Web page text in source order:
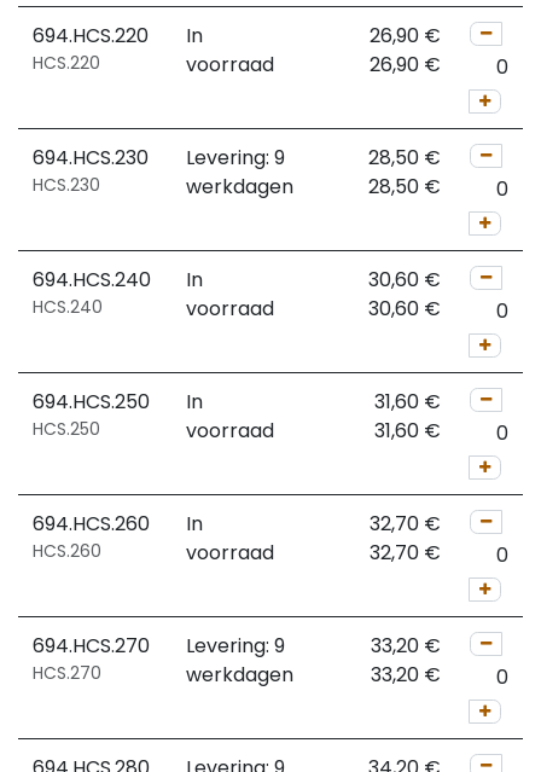
694.HCS.220
HCS.220
In
voorraad
26,90 €
26,90 €
694.HCS.230
HCS.230
Levering: 9
werkdagen
28,50 €
28,50 €
694.HCS.240
HCS.240
In
voorraad
30,60 €
30,60 €
694.HCS.250
HCS.250
In
voorraad
31,60 €
31,60 €
694.HCS.260
HCS.260
In
voorraad
32,70 €
32,70 €
694.HCS.270
HCS.270
Levering: 9
werkdagen
33,20 €
33,20 €